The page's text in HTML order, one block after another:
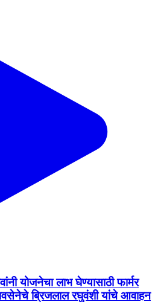
योजनेचा लाभ घेण्यासाठी फार्मर
ब्रिजलाल रघुवंशी यांचे आवाहन